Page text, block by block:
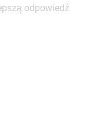
odpowiedź